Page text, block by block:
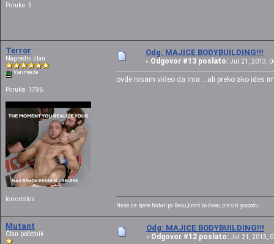
Poruke: 5
Terror
Napredni član
Van mreže
Poruke: 1796
terroristes
Odg: MAJICE BODYBUILDING!!!
« Odgovor #13 poslato: Jul 21, 2013,
ovde nisam video da ima ...ali preko ako ides
Nase ce sjene hodati po Becu ,lutati po dvoru , plasiti gospodu...
Mutant
Član početnik
Odg: MAJICE BODYBUILDING!!!
« Odgovor #12 poslato: Jul 21, 2013,